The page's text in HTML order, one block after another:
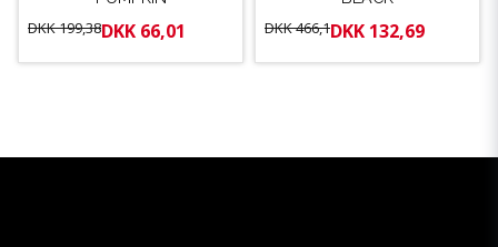
DKK 199,38DKK 66,01 DKK 466,1DKK 132,69